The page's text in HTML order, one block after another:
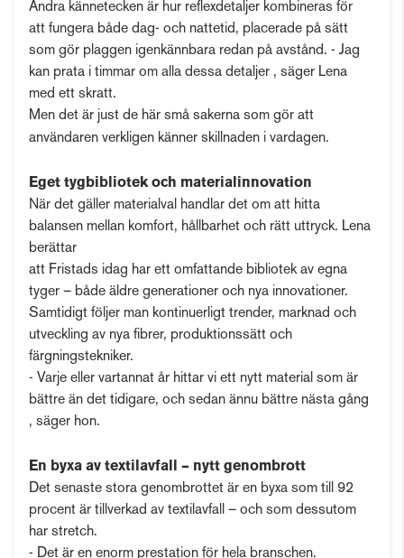
Andra kännetecken är hur reflexdetaljer kombineras för
att fungera både dag- och nattetid, placerade på sätt
som gör plaggen igenkännbara redan på avstånd. - Jag
kan prata i timmar om alla dessa detaljer , säger Lena
med ett skratt.
Men det är just de här små sakerna som gör att
användaren verkligen känner skillnaden i vardagen.
Eget tygbibliotek och materialinnovation
När det gäller materialval handlar det om att hitta
balansen mellan komfort, hållbarhet och rätt uttryck. Lena
berättar
att Fristads idag har ett omfattande bibliotek av egna
tyger – både äldre generationer och nya innovationer.
Samtidigt följer man kontinuerligt trender, marknad och
utveckling av nya fibrer, produktionssätt och
färgningstekniker.
- Varje eller vartannat år hittar vi ett nytt material som är
bättre än det tidigare, och sedan ännu bättre nästa gång
, säger hon.
En byxa av textilavfall – nytt genombrott
Det senaste stora genombrottet är en byxa som till 92
procent är tillverkad av textilavfall – och som dessutom
har stretch.
- Det är en enorm prestation för hela branschen.